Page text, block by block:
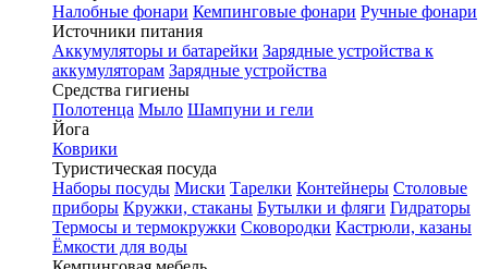
Налобные фонари Кемпинговые фонари Ручные фонари
Источники питания
Аккумуляторы и батарейки Зарядные устройства к
аккумуляторам Зарядные устройства
Средства гигиены
Полотенца Мыло Шампуни и гели
Йога
Коврики
Туристическая посуда
Наборы посуды Миски Тарелки Контейнеры Столовые
приборы Кружки, стаканы Бутылки и фляги Гидраторы
Термосы и термокружки Сковородки Кастрюли, казаны
Ёмкости для воды